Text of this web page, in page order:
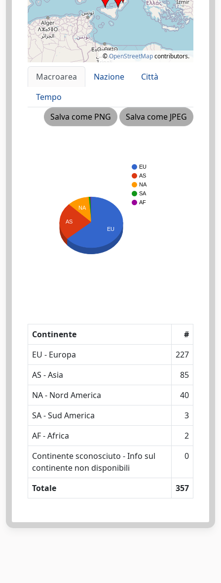
©OpenStreetMapcontributors.
Macroarea Nazione
Città
Tempo
Salva come PNG
Salva come JPEG
EU
AS
NA
SA
AF
NA
AS
EU
Continente
#
EU - Europa
227
AS - Asia
85
NA - Nord America
40
SA - Sud America
3
AF - Africa
2
Continente sconosciuto - Info sul
continente non disponibili
0
Totale 357